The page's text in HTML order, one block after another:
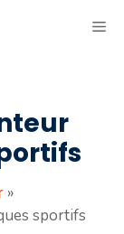
»
sportifs